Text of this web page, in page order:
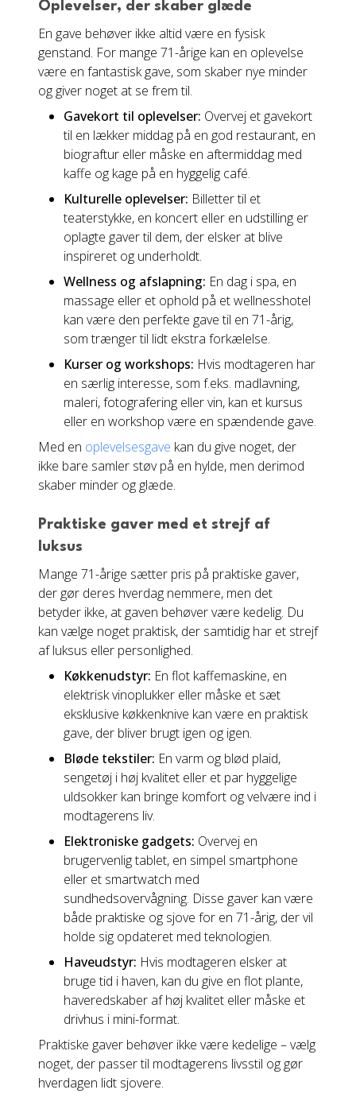
Oplevelser, der skaber glæde
En gave behøver ikke altid være en fysisk
genstand. For mange 71-årige kan en oplevelse
være en fantastisk gave, som skaber nye minder
og giver noget at se frem til.
Gavekort til oplevelser: Overvej et gavekort
til en lækker middag på en god restaurant, en
biograftur eller måske en aftermiddag med
kaffe og kage på en hyggelig café.
Kulturelle oplevelser: Billetter til et
teaterstykke, en koncert eller en udstilling er
oplagte gaver til dem, der elsker at blive
inspireret og underholdt.
Wellness og afslapning: En dag i spa, en
massage eller et ophold på et wellnesshotel
kan være den perfekte gave til en 71-årig,
som trænger til lidt ekstra forkælelse.
Kurser og workshops: Hvis modtageren har
en særlig interesse, som f.eks. madlavning,
maleri, fotografering eller vin, kan et kursus
eller en workshop være en spændende gave.
Med en oplevelsesgave kan du give noget, der
ikke bare samler støv på en hylde, men derimod
skaber minder og glæde.
Praktiske gaver med et strejf af
luksus
Mange 71-årige sætter pris på praktiske gaver,
der gør deres hverdag nemmere, men det
betyder ikke, at gaven behøver være kedelig. Du
kan vælge noget praktisk, der samtidig har et strejf
af luksus eller personlighed.
Køkkenudstyr: En flot kaffemaskine, en
elektrisk vinoplukker eller måske et sæt
eksklusive køkkenknive kan være en praktisk
gave, der bliver brugt igen og igen.
Bløde tekstiler: En varm og blød plaid,
sengetøj i høj kvalitet eller et par hyggelige
uldsokker kan bringe komfort og velvære ind i
modtagerens liv.
Elektroniske gadgets: Overvej en
brugervenlig tablet, en simpel smartphone
eller et smartwatch med
sundhedsovervågning. Disse gaver kan være
både praktiske og sjove for en 71-årig, der vil
holde sig opdateret med teknologien.
Haveudstyr: Hvis modtageren elsker at
bruge tid i haven, kan du give en flot plante,
haveredskaber af høj kvalitet eller måske et
drivhus i mini-format.
Praktiske gaver behøver ikke være kedelige – vælg
noget, der passer til modtagerens livsstil og gør
hverdagen lidt sjovere.